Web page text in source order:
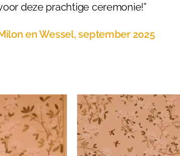
deze prachtige ceremonie!”
en Wessel, september 2025